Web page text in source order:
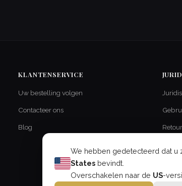
We hebben gedetecteerd dat u
States bevindt.
Overschakelen naar de US-
KLANTENSERVICE
Uw bestelling volgen
Contacteer ons
Blog